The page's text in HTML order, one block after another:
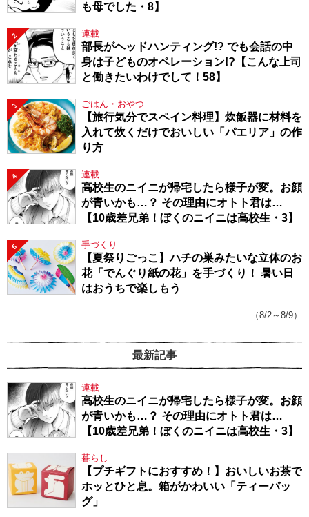
も母でした・8】
2 連載
部長がヘッドハンティング!? でも会話の中
身は子どものオペレーション!?【こんな上司
と働きたいわけでして！58】
3 ごはん・おやつ
【旅行気分でスペイン料理】炊飯器に材料を
入れて炊くだけでおいしい「パエリア」の作
り方
4 連載
高校生のニイニが帰宅したら様子が変。お顔
が青いかも…？ その理由にオトト君は…
【10歳差兄弟！ぼくのニイニは高校生・3】
5 手づくり
【夏祭りごっこ】ハチの巣みたいな立体のお
花「でんぐり紙の花」を手づくり！ 暑い日
はおうちで楽しもう
（8/2～8/9）
最新記事
連載
高校生のニイニが帰宅したら様子が変。お顔
が青いかも…？ その理由にオトト君は…
【10歳差兄弟！ぼくのニイニは高校生・3】
暮らし
【プチギフトにおすすめ！】おいしいお茶で
ホッとひと息。箱がかわいい「ティーバッ
グ」